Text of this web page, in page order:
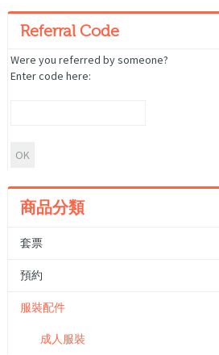
Referral Code
Were you referred by someone?
Enter code here:
商品分類
套票
預約
服裝配件
成人服裝